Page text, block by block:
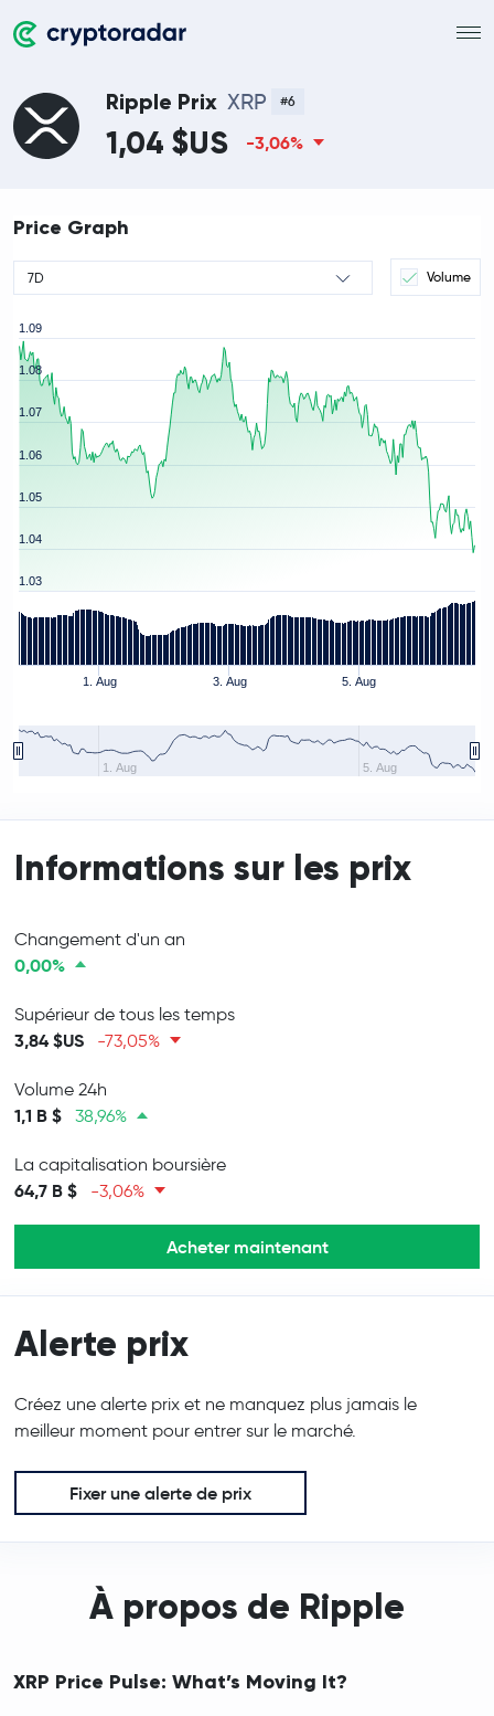
Ripple Prix XRP #6
1,04 $US -3,06%
Price Graph
7D Volume
1. Aug 3. Aug 5. Aug
1. Aug 5. Aug
1.03
1.04
1.05
1.06
1.07
1.08
1.09
Informations sur les prix
Changement d'un an
0,00%
Supérieur de tous les temps
3,84 $US -73,05%
Volume 24h
1,1 B $ 38,96%
La capitalisation boursière
64,7 B $ -3,06%
Acheter maintenant
Alerte prix
Créez une alerte prix et ne manquez plus jamais le
meilleur moment pour entrer sur le marché.
Fixer une alerte de prix
À propos de Ripple
XRP Price Pulse: What’s Moving It?